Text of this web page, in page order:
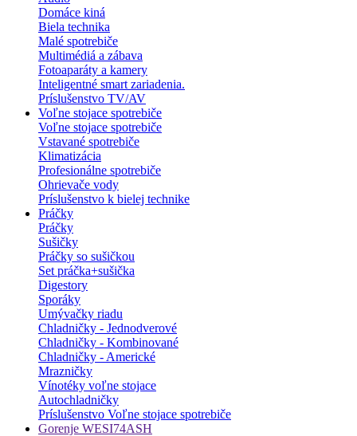
Domáce kiná
Biela technika
Malé spotrebiče
Multimédiá a zábava
Fotoaparáty a kamery
Inteligentné smart zariadenia.
Príslušenstvo TV/AV
Voľne stojace spotrebiče
Voľne stojace spotrebiče
Vstavané spotrebiče
Klimatizácia
Profesionálne spotrebiče
Ohrievače vody
Príslušenstvo k bielej technike
Práčky
Práčky
Sušičky
Práčky so sušičkou
Set práčka+sušička
Digestory
Sporáky
Umývačky riadu
Chladničky - Jednodverové
Chladničky - Kombinované
Chladničky - Americké
Mrazničky
Vínotéky voľne stojace
Autochladničky
Príslušenstvo Voľne stojace spotrebiče
Gorenje WESI74ASH